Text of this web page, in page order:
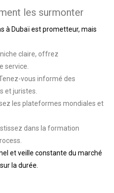
les surmonter
à Dubaï est prometteur, mais
claire, offrez
service.
vous informé des
et juristes.
les plateformes mondiales et
dans la formation
et veille constante du marché
la durée.